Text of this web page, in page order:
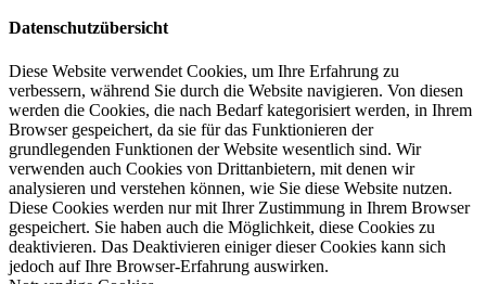
Datenschutzübersicht
Diese Website verwendet Cookies, um Ihre Erfahrung zu
verbessern, während Sie durch die Website navigieren. Von diesen
werden die Cookies, die nach Bedarf kategorisiert werden, in Ihrem
Browser gespeichert, da sie für das Funktionieren der
grundlegenden Funktionen der Website wesentlich sind. Wir
verwenden auch Cookies von Drittanbietern, mit denen wir
analysieren und verstehen können, wie Sie diese Website nutzen.
Diese Cookies werden nur mit Ihrer Zustimmung in Ihrem Browser
gespeichert. Sie haben auch die Möglichkeit, diese Cookies zu
deaktivieren. Das Deaktivieren einiger dieser Cookies kann sich
jedoch auf Ihre Browser-Erfahrung auswirken.